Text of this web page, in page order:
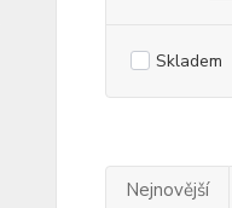
Skladem
Nejnovější